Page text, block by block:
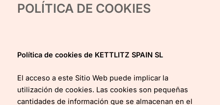
POLÍTICA DE COOKIES
Política de cookies de KETTLITZ SPAIN SL
El acceso a este Sitio Web puede implicar la
utilización de cookies. Las cookies son pequeñas
cantidades de información que se almacenan en el